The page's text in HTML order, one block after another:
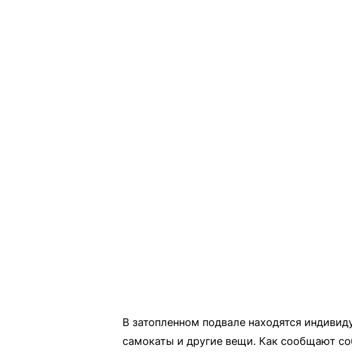
В затопленном подвале находятся
самокаты и другие вещи. Как сообщают